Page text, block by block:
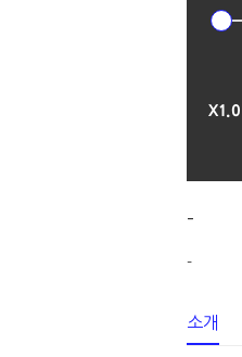
X1.0
-
-
소개